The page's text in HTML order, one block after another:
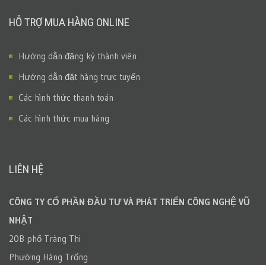
HỖ TRỢ MUA HÀNG ONLINE
Hướng dẫn đăng ký thành viên
Hướng dẫn đặt hàng trực tuyến
Các hình thức thanh toán
Các hình thức mua hàng
LIÊN HỆ
CÔNG TY CỔ PHẦN ĐẦU TƯ VÀ PHÁT TRIỂN CÔNG NGHỆ VŨ
NHẬT
20B phố Tràng Thi
Phường Hàng Trống